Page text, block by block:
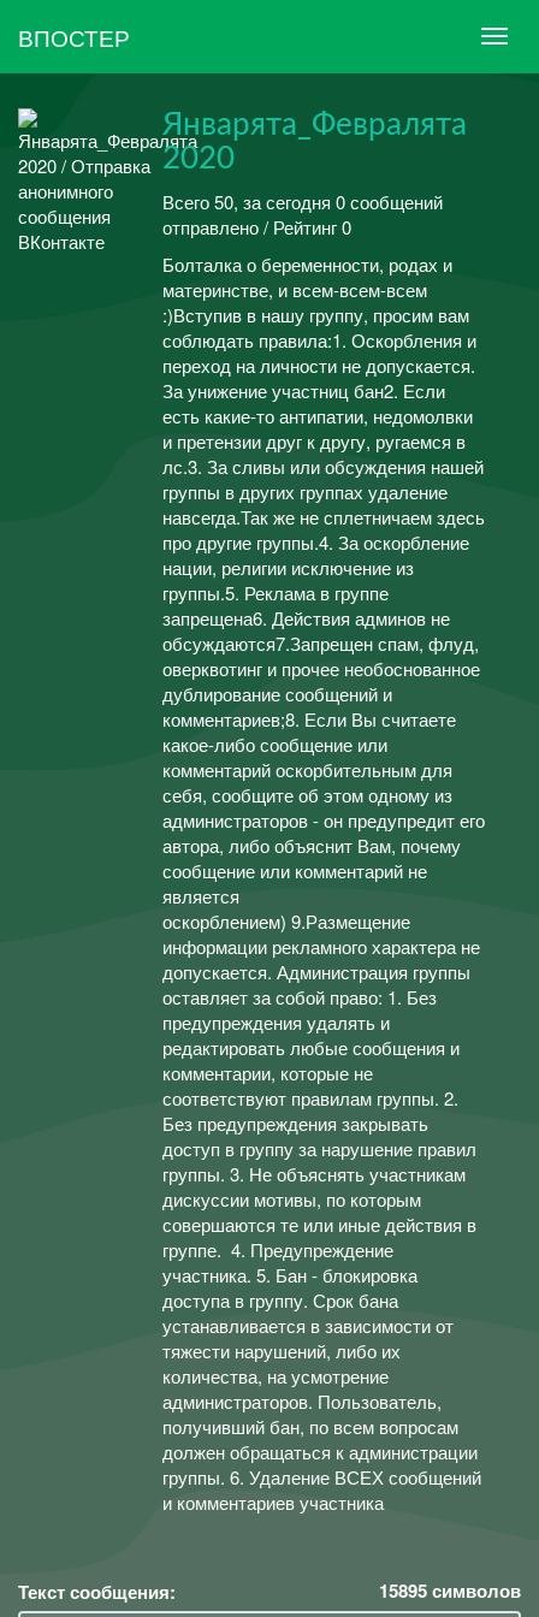
ВПОСТЕР
Январята_Февралята
2020
Всего 50, за сегодня 0 сообщений
отправлено / Рейтинг 0
Болталка о беременности, родах и
материнстве, и всем-всем-всем
:)Вступив в нашу группу, просим вам
соблюдать правила:1. Оскорбления и
переход на личности не допускается.
За унижение участниц бан2. Если
есть какие-то антипатии, недомолвки
и претензии друг к другу, ругаемся в
лс.3. За сливы или обсуждения нашей
группы в других группах удаление
навсегда.Так же не сплетничаем здесь
про другие группы.4. За оскорбление
нации, религии исключение из
группы.5. Реклама в группе
запрещена6. Действия админов не
обсуждаются7.Запрещен спам, флуд,
оверквотинг и прочее необоснованное
дублирование сообщений и
комментариев;8. Если Вы считаете
какое-либо сообщение или
комментарий оскорбительным для
себя, сообщите об этом одному из
администраторов - он предупредит его
автора, либо объяснит Вам, почему
сообщение или комментарий не
является
оскорблением) 9.Размещение
информации рекламного характера не
допускается. Администрация группы
оставляет за собой право: 1. Без
предупреждения удалять и
редактировать любые сообщения и
комментарии, которые не
соответствуют правилам группы. 2.
Без предупреждения закрывать
доступ в группу за нарушение правил
группы. 3. Не объяснять участникам
дискуссии мотивы, по которым
совершаются те или иные действия в
группе. 4. Предупреждение
участника. 5. Бан - блокировка
доступа в группу. Срок бана
устанавливается в зависимости от
тяжести нарушений, либо их
количества, на усмотрение
администраторов. Пользователь,
получивший бан, по всем вопросам
должен обращаться к администрации
группы. 6. Удаление ВСЕХ сообщений
и комментариев участника
Текст сообщения: 15895символов